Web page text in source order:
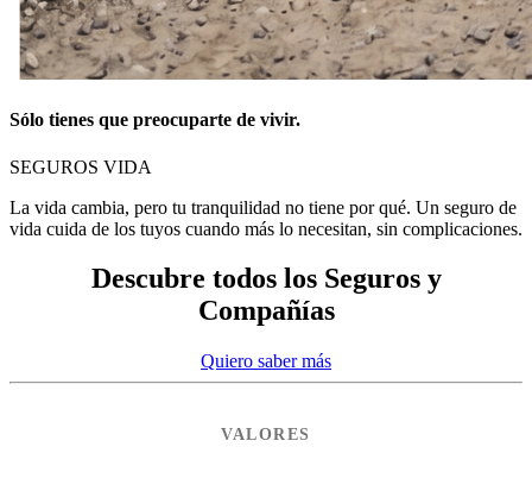
Sólo tienes que preocuparte de vivir.
SEGUROS VIDA
La vida cambia, pero tu tranquilidad no tiene por qué. Un seguro de
vida cuida de los tuyos cuando más lo necesitan, sin complicaciones.
Descubre todos los Seguros y
Compañías
Quiero saber más
VALORES